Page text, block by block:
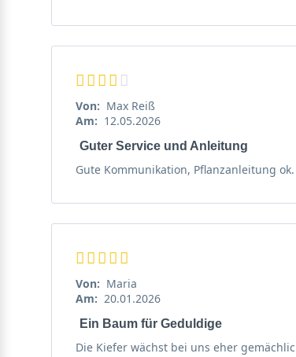
Von: Max Reiß
Am: 12.05.2026
Guter Service und Anleitung
Gute Kommunikation, Pflanzanleitung ok.
Von: Maria
Am: 20.01.2026
Ein Baum für Geduldige
Die Kiefer wächst bei uns eher